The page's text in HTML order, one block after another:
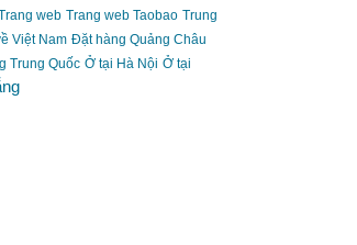
web Trang web Taobao Trung
Việt Nam Đặt hàng Quảng Châu
Trung Quốc Ở tại Hà Nội Ở tại